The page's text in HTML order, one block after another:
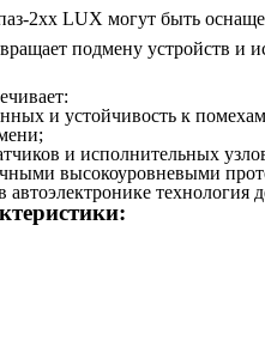
2xx LUX могут быть
подмену устройств и
и устойчивость к
и исполнительных
высокоуровневыми
технология